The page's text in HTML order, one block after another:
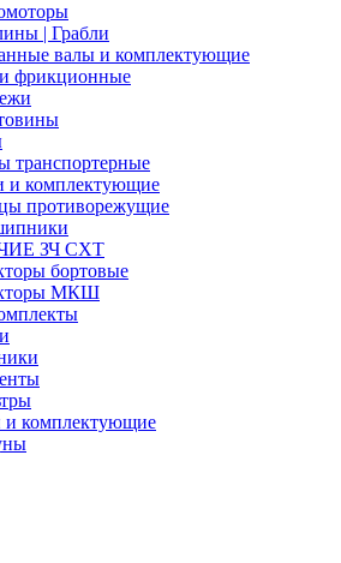
| Грабли
валы и комплектующие
фрикционные
транспортерные
и комплектующие
противорежущие
ЗЧ СХТ
бортовые
МКШ
комплектующие